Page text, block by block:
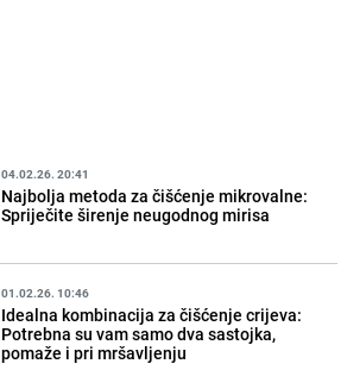
04.02.26. 20:41
Najbolja metoda za čišćenje mikrovalne:
Spriječite širenje neugodnog mirisa
01.02.26. 10:46
Idealna kombinacija za čišćenje crijeva:
Potrebna su vam samo dva sastojka,
pomaže i pri mršavljenju